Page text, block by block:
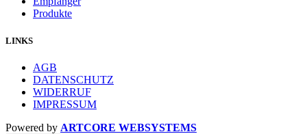
Produkte
LINKS
AGB
DATENSCHUTZ
WIDERRUF
IMPRESSUM
Powered by ARTCORE WEBSYSTEMS